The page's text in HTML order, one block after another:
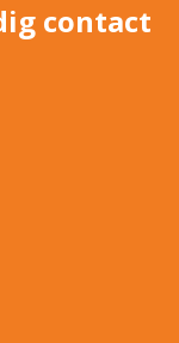
contact